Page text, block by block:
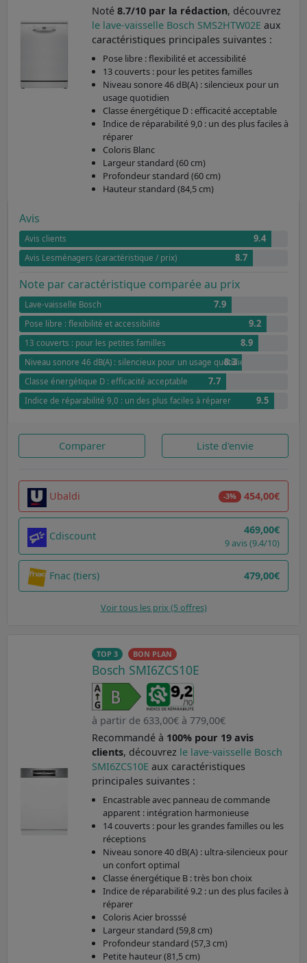
Noté 8.7/10 par la rédaction, découvrez
le lave-vaisselle Bosch SMS2HTW02E aux
caractéristiques principales suivantes :
Pose libre : flexibilité et accessibilité
13 couverts : pour les petites familles
Niveau sonore 46 dB(A) : silencieux pour un
usage quotidien
Classe énergétique D : efficacité acceptable
Indice de réparabilité 9,0 : un des plus faciles à
réparer
Coloris Blanc
Largeur standard (60 cm)
Profondeur standard (60 cm)
Hauteur standard (84,5 cm)
Avis
Avis clients 9.4
Avis Lesménagers (caractéristique / prix) 8.7
Note par caractéristique comparée au prix
Lave-vaisselle Bosch 7.9
Pose libre : flexibilité et accessibilité 9.2
13 couverts : pour les petites familles 8.9
Niveau sonore 46 dB(A) : silencieux pour un usage quotidien
8.3
Classe énergétique D : efficacité acceptable 7.7
Indice de réparabilité 9,0 : un des plus faciles à réparer 9.5
Comparer Liste d'envie
Ubaldi -3% 454,00€
Cdiscount 469,00€
9 avis (9.4/10)
Fnac (tiers) 479,00€
Voir tous les prix (5 offres)
TOP 3 BON PLAN
Bosch SMI6ZCS10E
à partir de 633,00€ à 779,00€
Recommandé à 100% pour 19 avis
clients, découvrez le lave-vaisselle Bosch
SMI6ZCS10E aux caractéristiques
principales suivantes :
Encastrable avec panneau de commande
apparent : intégration harmonieuse
14 couverts : pour les grandes familles ou les
réceptions
Niveau sonore 40 dB(A) : ultra-silencieux pour
un confort optimal
Classe énergétique B : très bon choix
Indice de réparabilité 9.2 : un des plus faciles à
réparer
Coloris Acier brosssé
Largeur standard (59,8 cm)
Profondeur standard (57,3 cm)
Petite hauteur (81,5 cm)